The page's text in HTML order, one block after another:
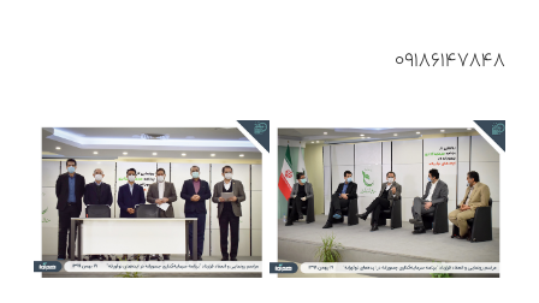
۰۹۱۸۶۱۴۷۸۴۸